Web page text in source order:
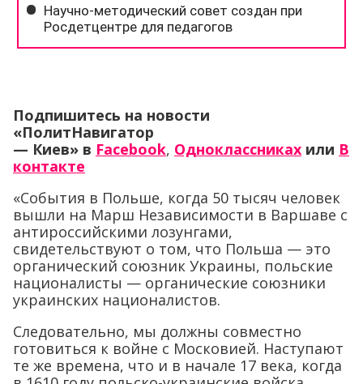
Подпишитесь на новости
«ПолитНавигатор
— Киев» в Facebook, Одноклассниках или В
контакте
«События в Польше, когда 50 тысяч человек
вышли на Марш Независимости в Варшаве с
антироссийскими лозунгами,
свидетельствуют о том, что Польша — это
органический союзник Украины, польские
националисты — органические союзники
украинских националистов.
Следовательно, мы должны совместно
готовиться к войне с Московией. Наступают
те же времена, что и в начале 17 века, когда